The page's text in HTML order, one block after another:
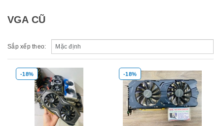
VGA CŨ
Sắp xếp theo:
-18% -18%